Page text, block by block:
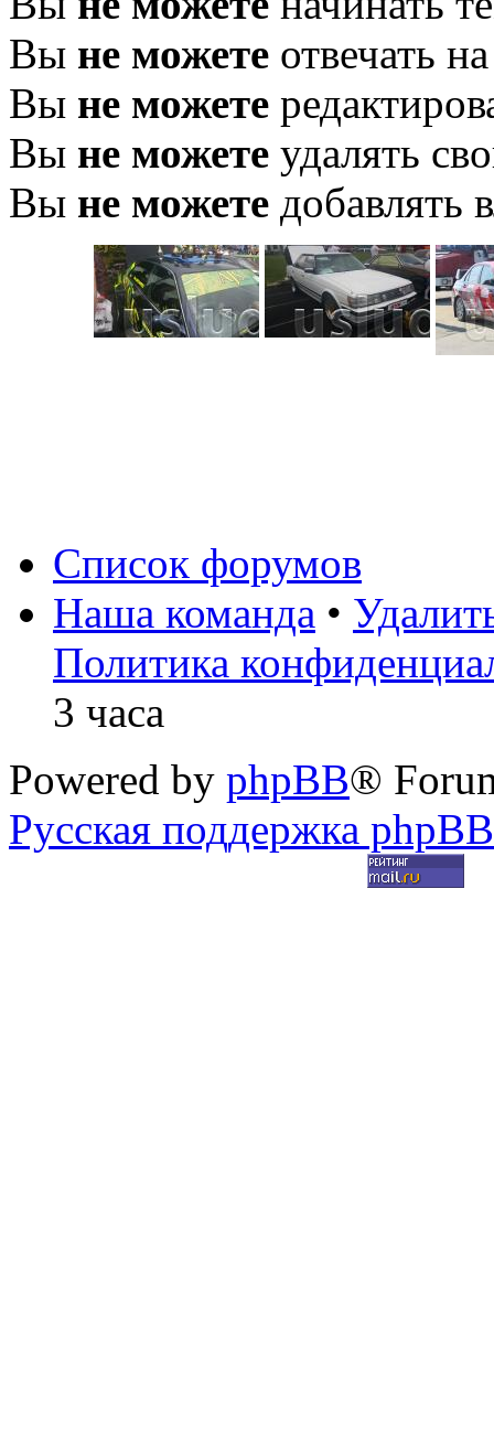
Вы не можете отвечать
Вы не можете
Вы не можете удалять
Вы не можете добавлять
Список форумов
Наша команда •
Политика
3 часа
Powered by phpBB®
Русская поддержка phpBB